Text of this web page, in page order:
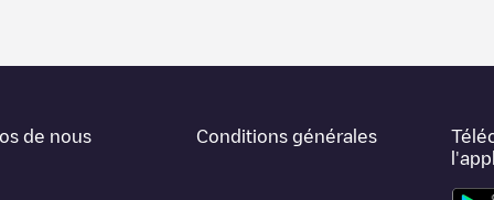
web pour trier les stations de recharge dePürksi / Birkas
en
souhaitez simplement connaître l'emplacement des bornes de
de nous Conditions générales